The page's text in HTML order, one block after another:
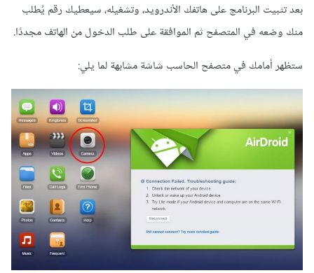
بعد تثبيت البرنامج على هاتفك الأندرويد، وتشغيله، سيعطيك رقم يُطلب
منك وضعه في المتصفح ثم الموافقة على طلب الدخول من الهاتف مجددًا.
ستظهر أمامك في متصفح الحاسب شاشة مشابهة لما يلي: